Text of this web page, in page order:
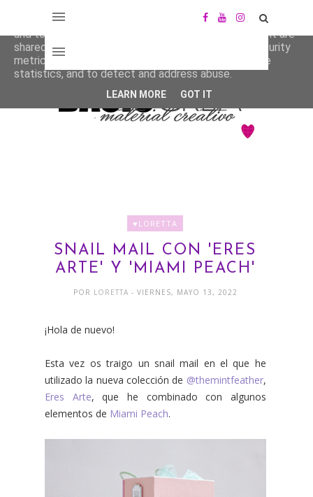
♥LORETTA
SNAIL MAIL CON 'ERES
ARTE' Y 'MIAMI PEACH'
POR LORETTA - VIERNES, MAYO 13, 2022
¡Hola de nuevo!
Esta vez os traigo un snail mail en el que he
utilizado la nueva colección de @themintfeather,
Eres Arte, que he combinado con algunos
elementos de Miami Peach.
This site uses cookies from Google to deliver its services
and to analyze traffic. Your IP address and user-agent are
shared with Google along with performance and security
metrics to ensure quality of service, generate usage
statistics, and to detect and address abuse.
LEARN MORE GOT IT